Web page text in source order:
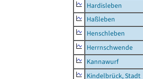
Hardisleben
Haßleben
Henschleben
Herrnschwende
Kannawurf
Kindelbrück, Stadt